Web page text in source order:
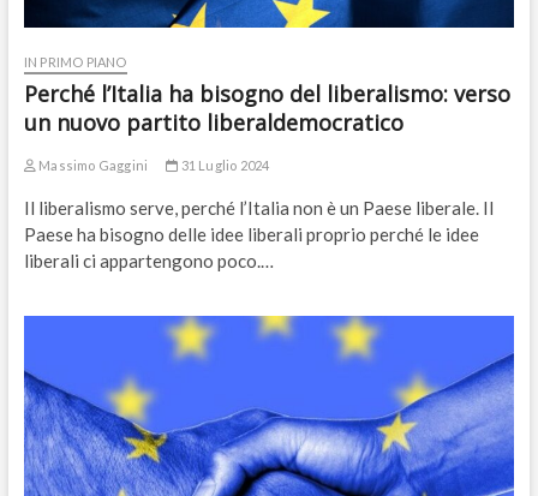
IN PRIMO PIANO
Perché l’Italia ha bisogno del liberalismo: verso
un nuovo partito liberaldemocratico
Massimo Gaggini 31 Luglio 2024
Il liberalismo serve, perché l’Italia non è un Paese liberale. Il
Paese ha bisogno delle idee liberali proprio perché le idee
liberali ci appartengono poco.…